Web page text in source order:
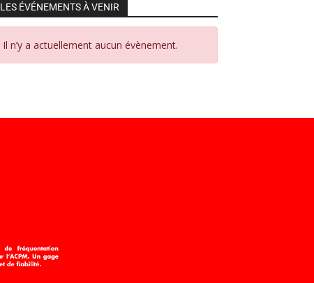
LES ÉVÉNEMENTS À VENIR
Il n’y a actuellement aucun évènement.